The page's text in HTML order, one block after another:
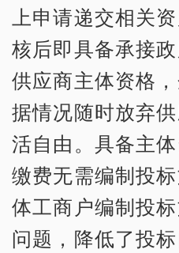
上申请递交相关
核后即具备承接
供应商主体资格
据情况随时放弃
活自由。具备主
缴费无需编制投
体工商户编制投
问题，降低了投